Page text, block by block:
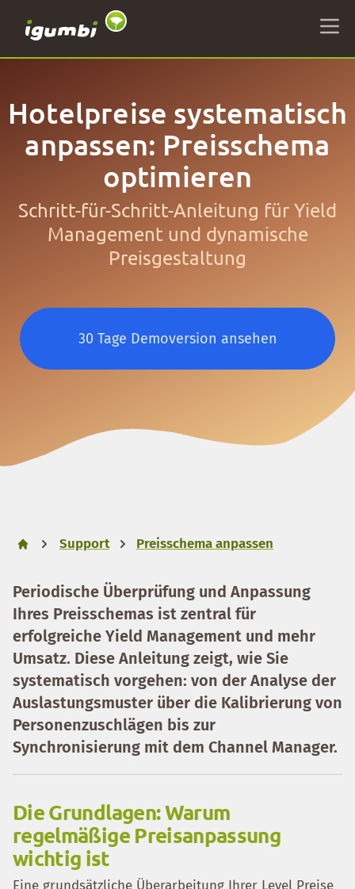
Hotelpreise systematisch
anpassen: Preisschema
optimieren
Schritt-für-Schritt-Anleitung für Yield
Management und dynamische
Preisgestaltung
30 Tage Demoversion ansehen
Support Preisschema anpassen
Periodische Überprüfung und Anpassung
Ihres Preisschemas ist zentral für
erfolgreiche Yield Management und mehr
Umsatz. Diese Anleitung zeigt, wie Sie
systematisch vorgehen: von der Analyse der
Auslastungsmuster über die Kalibrierung von
Personenzuschlägen bis zur
Synchronisierung mit dem Channel Manager.
Die Grundlagen: Warum
regelmäßige Preisanpassung
wichtig ist
Eine grundsätzliche Überarbeitung Ihrer Level Preise